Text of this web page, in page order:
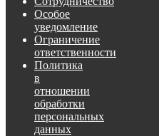
Особое
уведомление
Ограничение
ответственности
Политика
в
отношении
обработки
персональных
данных